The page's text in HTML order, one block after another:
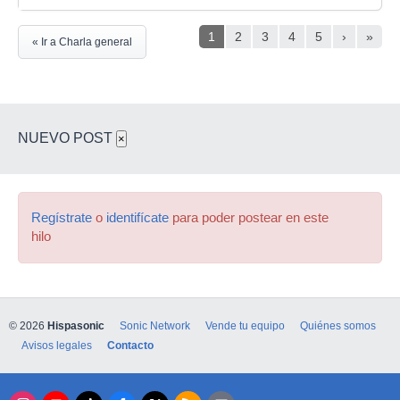
1 2 3 4 5 › »
« Ir a Charla general
NUEVO POST ×
Regístrate o identifícate para poder postear en este
hilo
© 2026 Hispasonic Sonic Network Vende tu equipo
Quiénes somos
Avisos legales
Contacto